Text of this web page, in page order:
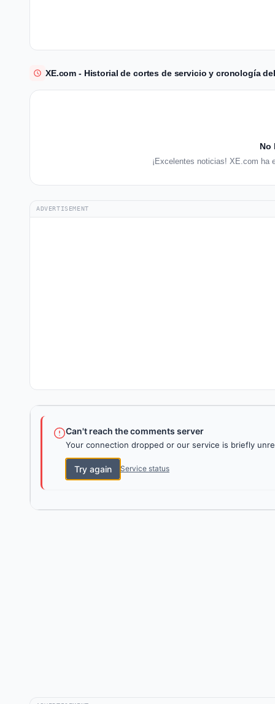
XE.com - Historial de cortes de servicio y cronología
No
¡Excelentes noticias! XE.com ha
ADVERTISEMENT
Can't reach the comments server
Your connection dropped or our service is briefly
Try again Service status